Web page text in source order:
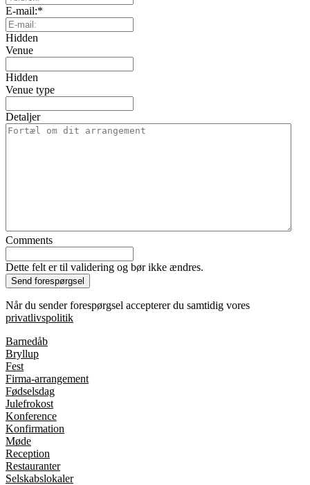
E-mail:*
Hidden
Venue
Hidden
Venue type
Detaljer
Comments
Dette felt er til validering og bør ikke ændres.
Når du sender forespørgsel accepterer du samtidig vores
privatlivspolitik
Barnedåb
Bryllup
Fest
Firma-arrangement
Fødselsdag
Julefrokost
Konference
Konfirmation
Møde
Reception
Restauranter
Selskabslokaler